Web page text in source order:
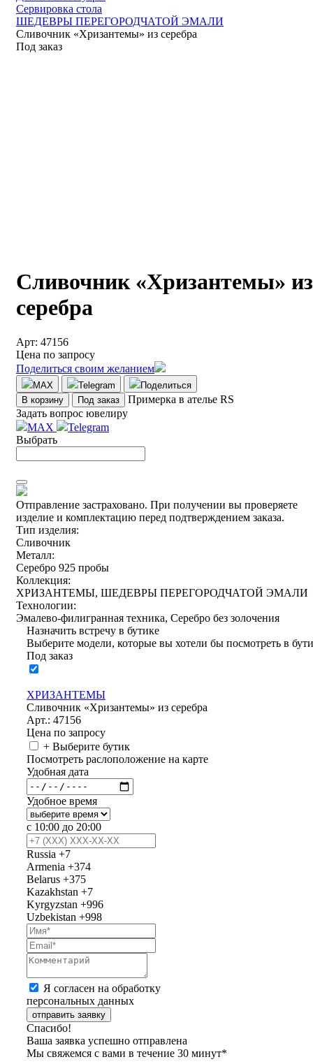
Сервировка стола
ШЕДЕВРЫ ПЕРЕГОРОДЧАТОЙ ЭМАЛИ
Сливочник «Хризантемы» из серебра
Под заказ
Сливочник «Хризантемы» из
серебра
Арт: 47156
Цена по запросу
Поделиться своим желанием
MAX Telegram
Поделиться
В корзину
Под заказ
Примерка в ателье RS
Задать вопрос ювелиру
MAX
Telegram
Выбрать
Отправление застраховано. При получении вы проверяете
изделие и комплектацию перед подтверждением заказа.
Тип изделия:
Сливочник
Металл:
Серебро 925 пробы
Коллекция:
ХРИЗАНТЕМЫ, ШЕДЕВРЫ ПЕРЕГОРОДЧАТОЙ ЭМАЛИ
Технологии:
Эмалево-филигранная техника, Серебро без золочения
Назначить встречу в бутике
Выберите модели, которые вы хотели бы посмотреть в
Под заказ
ХРИЗАНТЕМЫ
Сливочник «Хризантемы» из серебра
Арт.: 47156
Цена по запросу
+ Выберите бутик
Посмотреть раслоположение на карте
Удобная дата
Удобное время
с 10:00 до 20:00
Russia +7
Armenia +374
Belarus +375
Kazakhstan +7
Kyrgyzstan +996
Uzbekistan +998
Я согласен на обработку
персональных данных
отправить заявку
Спасибо!
Ваша заявка успешно отправлена
Мы свяжемся с вами в течение 30 минут*